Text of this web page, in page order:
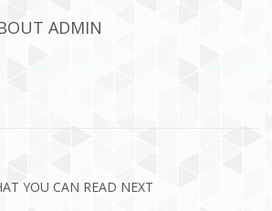
ADMIN
YOU CAN READ NEXT